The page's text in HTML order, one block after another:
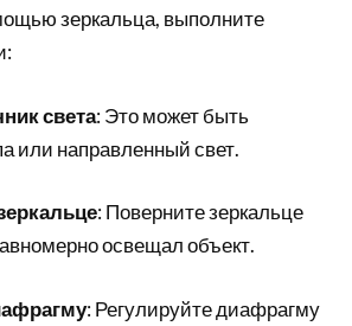
зеркальца, выполните
света: Это может быть
или направленный свет.
: Поверните зеркальце
освещал объект.
: Регулируйте диафрагму